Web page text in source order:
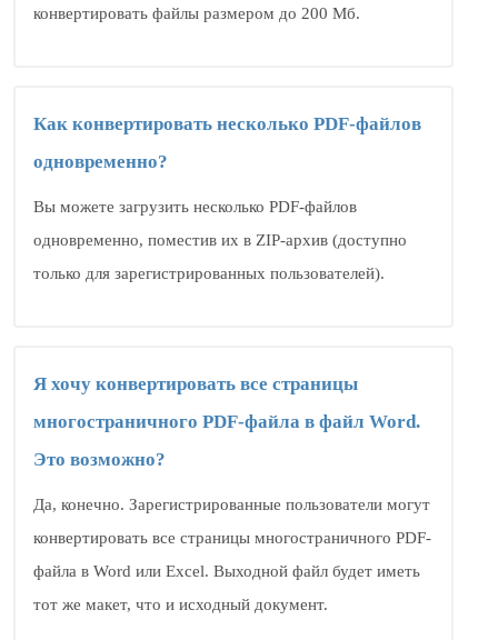
конвертировать файлы размером до 200 Мб.
Как конвертировать несколько PDF-файлов
одновременно?
Вы можете загрузить несколько PDF-файлов
одновременно, поместив их в ZIP-архив (доступно
только для зарегистрированных пользователей).
Я хочу конвертировать все страницы
многостраничного PDF-файла в файл Word.
Это возможно?
Да, конечно. Зарегистрированные пользователи могут
конвертировать все страницы многостраничного PDF-
файла в Word или Excel. Выходной файл будет иметь
тот же макет, что и исходный документ.